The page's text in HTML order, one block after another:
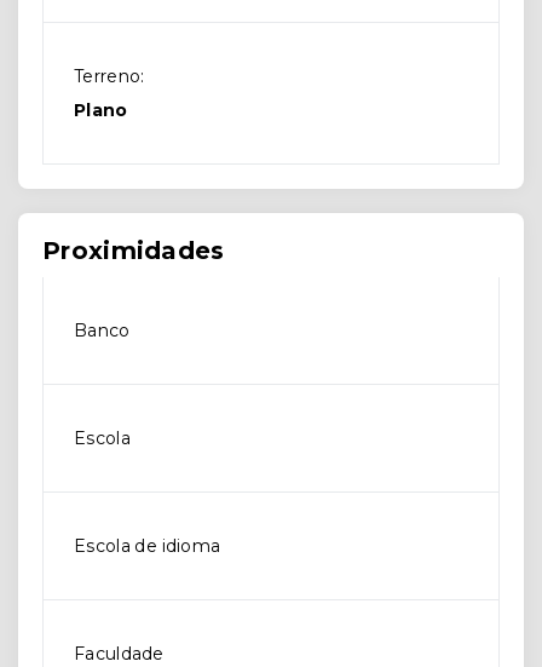
Terreno:
Plano
Proximidades
Banco
Escola
Escola de idioma
Faculdade